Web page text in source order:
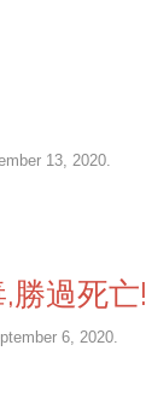
13, 2020.
勝過死亡!
6, 2020.